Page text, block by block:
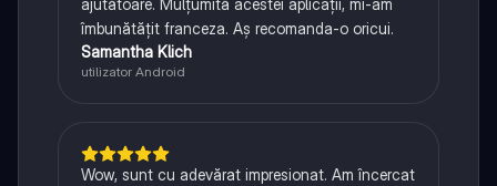
îmbunătățit franceza. Aș recomanda-o oricui.
Samantha Klich
utilizator Android
Wow, sunt cu adevărat impresionat. Am încercat